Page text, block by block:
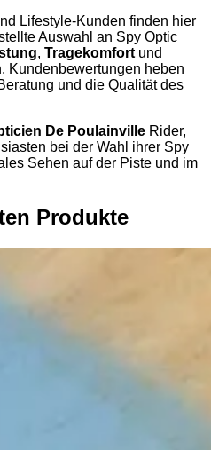
Lifestyle-Kunden finden hier
Auswahl an Spy Optic
, Tragekomfortund
Kundenbewertungen heben
und die Qualität des
De Poulainville Rider,
bei der Wahl ihrer Spy
Sehen auf der Piste und im
Produkte